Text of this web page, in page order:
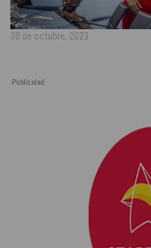
30 de octubre, 2023
Publicidad